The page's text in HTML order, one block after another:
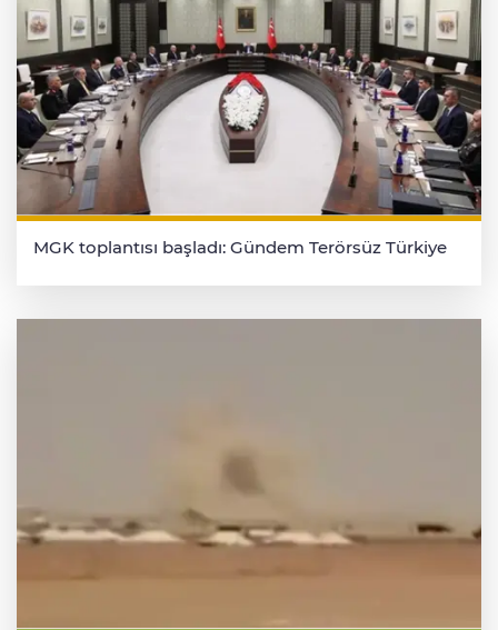
MGK toplantısı başladı: Gündem Terörsüz Türkiye